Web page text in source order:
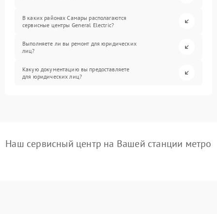
В каких районах Самары располагаются
сервисные центры General Electric?
Выполняете ли вы ремонт для юридических
лиц?
Какую документацию вы предоставляете
для юридических лиц?
Наш сервисный центр на Вашей станции метро